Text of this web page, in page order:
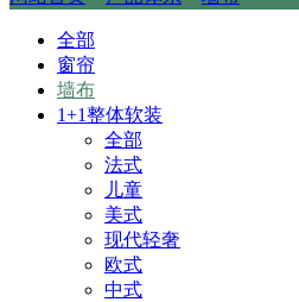
全部
窗帘
墙布
1+1整体软装
全部
法式
儿童
美式
现代轻奢
欧式
中式